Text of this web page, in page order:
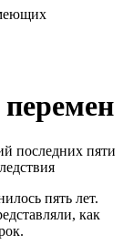
последних пяти
пять лет.
как